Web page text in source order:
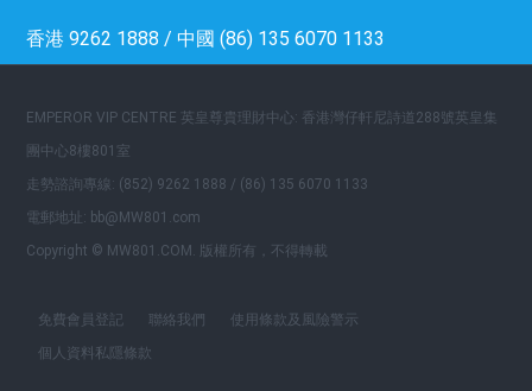
香港 9262 1888 / 中國 (86) 135 6070 1133
EMPEROR VIP CENTRE 英皇尊貴理財中心: 香港灣仔軒尼詩道288號英皇集
團中心8樓801室
走勢諮詢專線: (852) 9262 1888 / (86) 135 6070 1133
電郵地址: bb@MW801.com
Copyright © MW801.COM. 版權所有，不得轉載
免費會員登記 聯絡我們
使用條款及風險警示
個人資料私隱條款